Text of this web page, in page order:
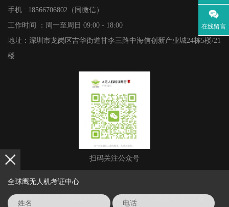
全球鹰无人机考证中心
手机 : 18566706802（同微信）
工作时间 ：周一至周日 09:00 - 18:00
地址：深圳市龙岗区吉华街道甘李三路中海信创新产业城24栋5楼/21
楼
扫码关注公众号
©版权所有 2014-2022 全球鹰无人机（深圳）有限公司
在线留言